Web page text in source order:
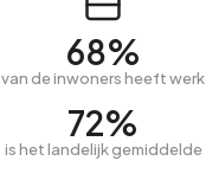
68%
van de inwoners heeft werk
72%
is het landelijk gemiddelde